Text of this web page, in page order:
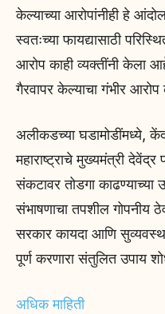
केल्याच्या आरोपांनीही हे
स्वतःच्या फायद्यासाठी
आरोप काही व्यक्तींनी केला
गैरवापर केल्याचा गंभीर
अलीकडच्या घडामोडींमध्ये,
महाराष्ट्राचे मुख्यमंत्री
संकटावर तोडगा
संभाषणाचा तपशील गोपनीय
सरकार कायदा आणि
पूर्ण करणारा संतुलित उपाय
अधिक माहिती